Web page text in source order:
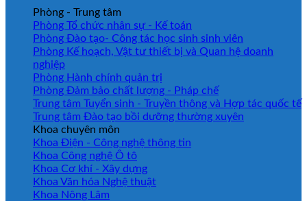
Phòng - Trung tâm
Phòng Tổ chức nhân sự - Kế toán
Phòng Đào tạo- Công tác học sinh sinh viên
Phòng Kế hoạch, Vật tư thiết bị và Quan hệ doanh
nghiệp
Phòng Hành chính quản trị
Phòng Đảm bảo chất lượng - Pháp chế
Trung tâm Tuyển sinh - Truyền thông và Hợp tác quốc tế
Trung tâm Đào tạo bồi dưỡng thường xuyên
Khoa chuyên môn
Khoa Điện - Công nghệ thông tin
Khoa Công nghệ Ô tô
Khoa Cơ khí - Xây dựng
Khoa Văn hóa Nghệ thuật
Khoa Nông Lâm